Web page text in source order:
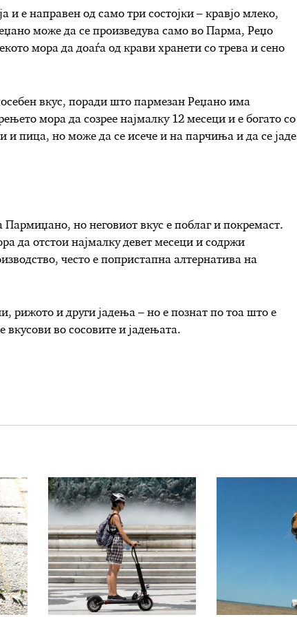
и е направен од само три состојки – кравјо млеко,
може да се произведува само во Парма, Реџо
мора да доаѓа од крави хранети со трева и сено
вкус, поради што пармезан Реџано има
мора да созрее најмалку 12 месеци и е богато со
и пица, но може да се исече и на парчиња и да се јаде
но неговиот вкус е поблаг и покремаст.
да отстои најмалку девет месеци и содржи
често е попристапна алтернатива на
рижото и други јадења – но е познат по тоа што е
вкусови во сосовите и јадењата.